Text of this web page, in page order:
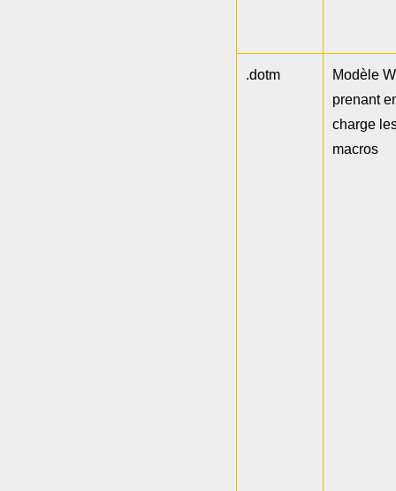
.dotm
Modèle
prenant
charge
macros